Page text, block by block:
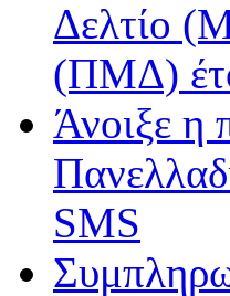
Δελτίο
(ΠΜΔ)
Άνοιξε η
SMS